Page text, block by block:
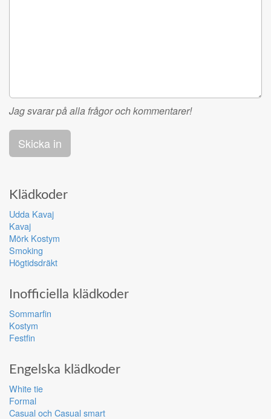
Jag svarar på alla frågor och kommentarer!
Klädkoder
Udda Kavaj
Kavaj
Mörk Kostym
Smoking
Högtidsdräkt
Inofficiella klädkoder
Sommarfin
Kostym
Festfin
Engelska klädkoder
White tie
Formal
Casual och Casual smart